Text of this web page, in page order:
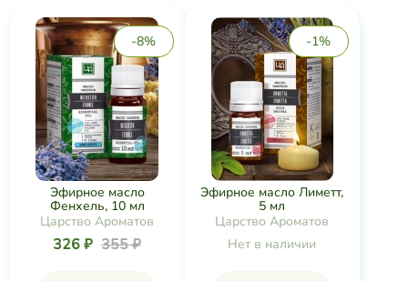
-8%
Эфирное масло
Фенхель, 10 мл
Царство Ароматов
326 ₽ 355 ₽
-1%
Эфирное масло Лиметт,
5 мл
Царство Ароматов
Нет в наличии